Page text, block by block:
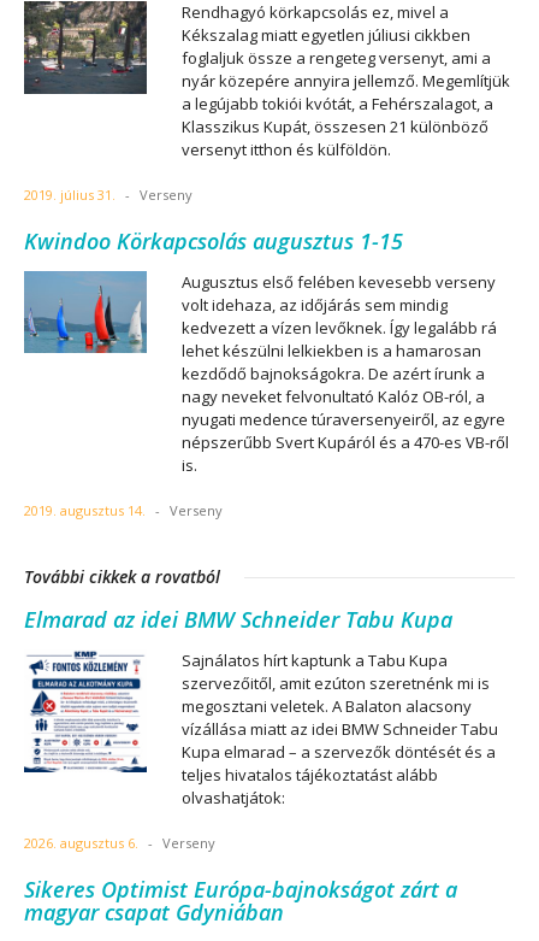
Rendhagyó körkapcsolás ez, mivel a
Kékszalag miatt egyetlen júliusi cikkben
foglaljuk össze a rengeteg versenyt, ami a
nyár közepére annyira jellemző. Megemlítjük
a legújabb tokiói kvótát, a Fehérszalagot, a
Klasszikus Kupát, összesen 21 különböző
versenyt itthon és külföldön.
2019. július 31. - Verseny
Kwindoo Körkapcsolás augusztus 1-15
Augusztus első felében kevesebb verseny
volt idehaza, az időjárás sem mindig
kedvezett a vízen levőknek. Így legalább rá
lehet készülni lelkiekben is a hamarosan
kezdődő bajnokságokra. De azért írunk a
nagy neveket felvonultató Kalóz OB-ról, a
nyugati medence túraversenyeiről, az egyre
népszerűbb Svert Kupáról és a 470-es VB-ről
is.
2019. augusztus 14. - Verseny
További cikkek a rovatból
Elmarad az idei BMW Schneider Tabu Kupa
Sajnálatos hírt kaptunk a Tabu Kupa
szervezőitől, amit ezúton szeretnénk mi is
megosztani veletek. A Balaton alacsony
vízállása miatt az idei BMW Schneider Tabu
Kupa elmarad – a szervezők döntését és a
teljes hivatalos tájékoztatást alább
olvashatjátok:
2026. augusztus 6. - Verseny
Sikeres Optimist Európa-bajnokságot zárt a
magyar csapat Gdyniában